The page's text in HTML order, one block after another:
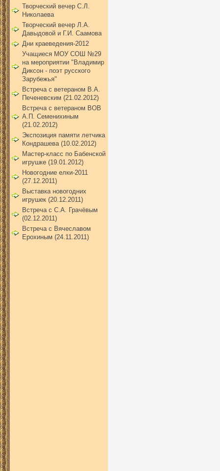
Творческий вечер С.Л.
Николаева
Творческий вечер Л.А.
Давыдовой и Г.И. Саамова
Дни краеведения-2012
Учащиеся МОУ СОШ №29
на мероприятии "Владимир
Диксон - поэт русского
Зарубежья"
Встреча с ветераном В.А.
Печеневским (21.02.2012)
Встреча с ветераном ВОВ
А.П. Семенихиным
(21.02.2012)
Экспозиция памяти летчика
Кондрашева (10.02.2012)
Мастер-класс по Бабенской
игрушке (19.01.2012)
Новогодние елки-2011
(27.12.2011)
Выставка новогодних
игрушек (20.12.2011)
Встреча с С.А. Грачёвым
(02.12.2011)
Встреча с Вячеславом
Ерохиным (24.11.2011)